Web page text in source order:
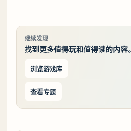
继续发现
找到更多值得玩和值得读的内容。
浏览游戏库
查看专题